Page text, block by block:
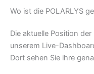
Wo ist die POLARLYS
Die aktuelle Position
unserem Live-
Dort sehen Sie ihre